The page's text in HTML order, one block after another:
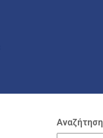
Αναζήτηση